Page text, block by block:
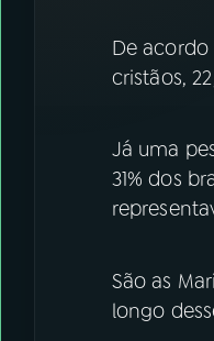
De acordo
cristãos,
Já uma
31% dos
São as
longo